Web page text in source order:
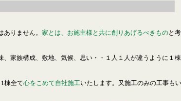
りません。 家とは、お施主様と共に創りあげるべきものと
、家族構成、敷地、気候、思い・・１人１人が違うように１
棟全て心をこめて自社施工いたします。又施工のみの工事も